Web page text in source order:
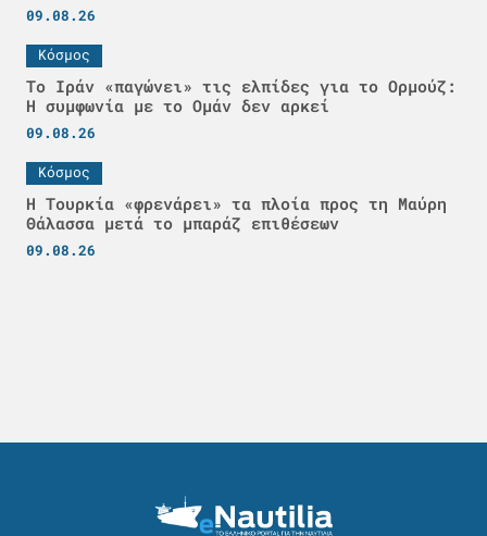
09.08.26
Κόσμος
Το Ιράν «παγώνει» τις ελπίδες για το Ορμούζ:
Η συμφωνία με το Ομάν δεν αρκεί
09.08.26
Κόσμος
Η Τουρκία «φρενάρει» τα πλοία προς τη Μαύρη
Θάλασσα μετά το μπαράζ επιθέσεων
09.08.26